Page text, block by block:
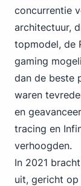
concurrentie
architectuur,
topmodel, de
gaming
dan de beste
waren
en
tracing en
verhoogden.
In 2021
uit, gericht op